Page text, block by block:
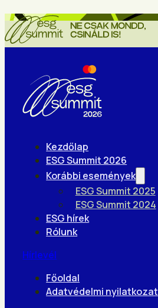
Kezdőlap
ESG Summit 2026
Korábbi események
ESG Summit 2025
ESG Summit 2024
ESG hírek
Rólunk
Hírlevél
Főoldal
Adatvédelmi nyilatkozat